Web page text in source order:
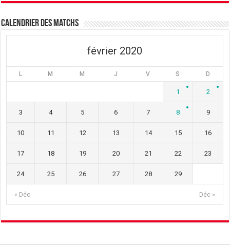
Calendrier des matchs
février 2020
L M M J V S D
« Déc Déc »
1 2
3 4 5 6 7 8 9
10 11 12 13 14 15 16
17 18 19 20 21 22 23
24 25 26 27 28 29